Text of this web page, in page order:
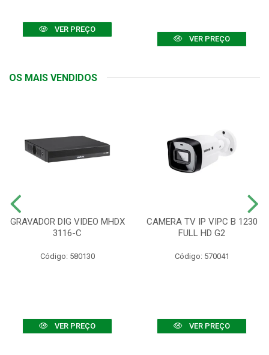
VER PREÇO
VER PREÇO
OS MAIS VENDIDOS
GRAVADOR DIG VIDEO MHDX
3116-C
Código: 580130
VER PREÇO
CAMERA TV IP VIPC B 1230
FULL HD G2
Código: 570041
VER PREÇO